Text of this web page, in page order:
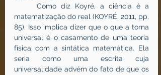
matematização do real (KOYRÉ, 2011, pp.
85). Isso implica dizer que o que a torna
universal é o casamento de uma teoria
física com a sintática matemática. Ela
seria como uma escrita cuja
universalidade advém do fato de que os